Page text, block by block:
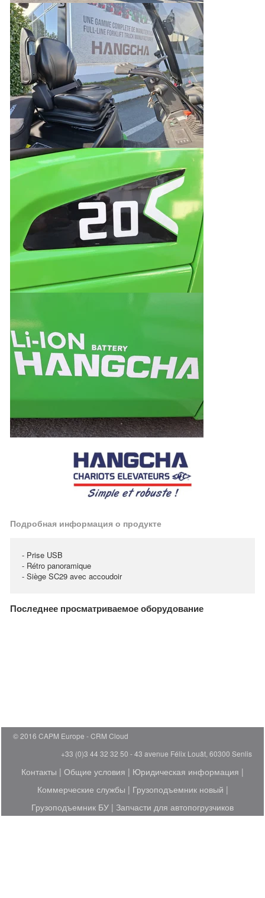
Подробная информация о продукте
- Prise USB
- Rétro panoramique
- Siège SC29 avec accoudoir
Последнее просматриваемое оборудование
© 2016 CAPM Europe
CRM Cloud
+33 (0)3 44 32 32 50 - 43 avenue Félix Louât, 60300 Senlis
Контакты | Общие условия | Юридическая информация |
Коммерческие службы | Грузоподъемник новый |
Грузоподъемник БУ | Запчасти для автопогрузчиков